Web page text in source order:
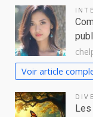
Voir article